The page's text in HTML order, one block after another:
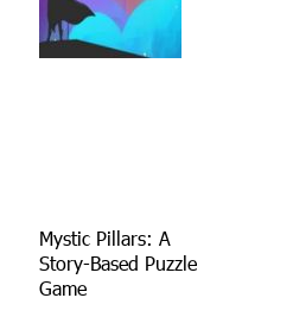
Mystic Pillars: A
Story-Based Puzzle
Game